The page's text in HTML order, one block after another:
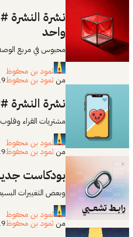
واحد
محبوس في مربع
ثمود بن محفوظ
منثمود بن محفوظ19
نشرة النشرة #٨٣
مشتريات القراء
ثمود بن محفوظ
منثمود بن محفوظ29
بودكاست
وبعض التغييرات
ثمود بن محفوظ
منثمود بن محفوظ19